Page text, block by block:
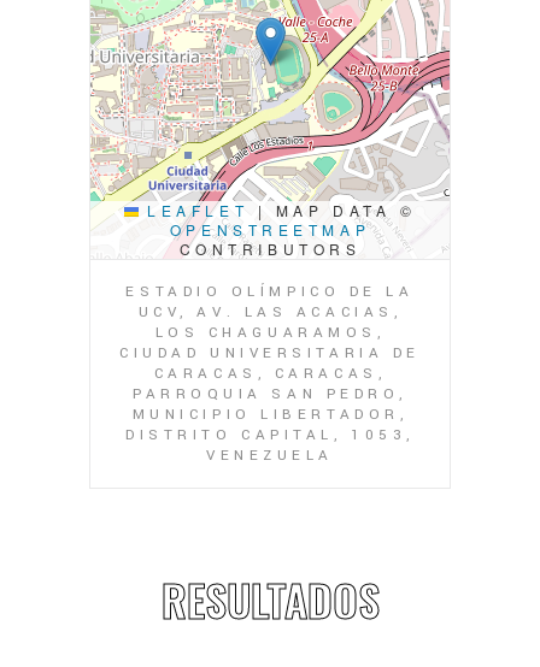
LEAFLET |
MAP DATA ©
OPENSTREETMAP
CONTRIBUTORS
ESTADIO OLÍMPICO DE LA
UCV, AV. LAS ACACIAS,
LOS CHAGUARAMOS,
CIUDAD UNIVERSITARIA DE
CARACAS, CARACAS,
PARROQUIA SAN PEDRO,
MUNICIPIO LIBERTADOR,
DISTRITO CAPITAL, 1053,
VENEZUELA
RESULTADOS